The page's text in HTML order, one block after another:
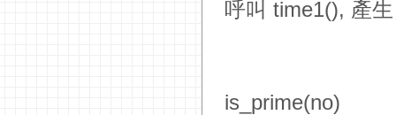
呼叫 time1(), 產
is_prime(no)